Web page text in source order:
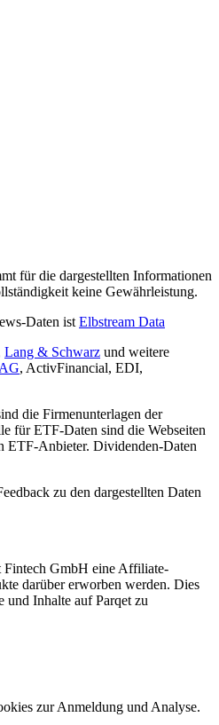
für die dargestellten Informationen
keine Gewährleistung.
Daten ist Elbstream Data
Lang & Schwarz und weitere
, ActivFinancial, EDI,
die Firmenunterlagen der
für ETF-Daten sind die Webseiten
ETF-Anbieter. Dividenden-Daten
zu den dargestellten Daten
Fintech GmbH eine Affiliate-
darüber erworben werden. Dies
und Inhalte auf Parqet zu
zur Anmeldung und Analyse.